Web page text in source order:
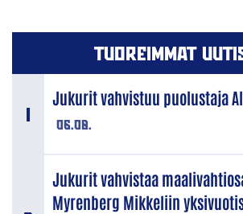
TUOREIMMAT
06.08.
Jukurit vahvistuu puolustaja
Jukurit vahvistaa
Myrenberg Mikkeliin